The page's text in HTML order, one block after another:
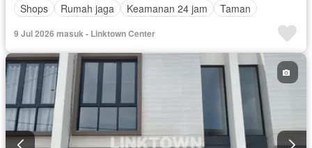
Shops
Rumah jaga Keamanan 24 jam Taman
9 Jul 2026 masuk - Linktown Center